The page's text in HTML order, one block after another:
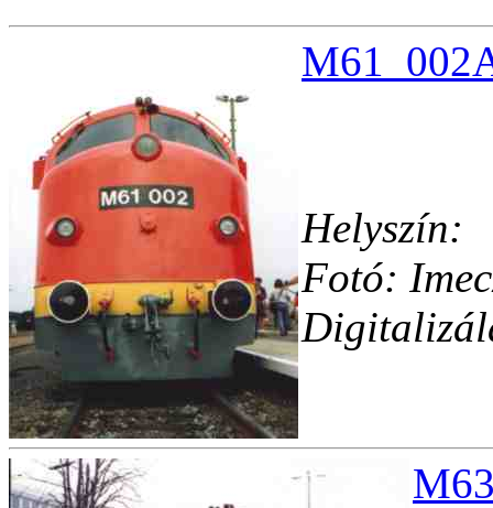
Helyszín:
Fotó: